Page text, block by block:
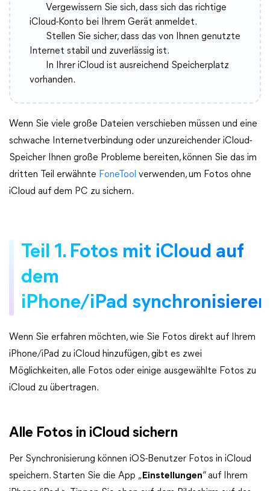
Vergewissern Sie sich, dass sich das richtige
iCloud-Konto bei Ihrem Gerät anmeldet.
Stellen Sie sicher, dass das von Ihnen genutzte
Internet stabil und zuverlässig ist.
In Ihrer iCloud ist ausreichend Speicherplatz
vorhanden.
Wenn Sie viele große Dateien verschieben müssen und eine
schwache Internetverbindung oder unzureichender iCloud-
Speicher Ihnen große Probleme bereiten, können Sie das im
dritten Teil erwähnte FoneTool verwenden, um Fotos ohne
iCloud auf dem PC zu sichern.
Teil 1. Fotos mit iCloud auf
dem
iPhone/iPad synchronisieren
Wenn Sie erfahren möchten, wie Sie Fotos direkt auf Ihrem
iPhone/iPad zu iCloud hinzufügen, gibt es zwei
Möglichkeiten, alle Fotos oder einige ausgewählte Fotos zu
iCloud zu übertragen.
Alle Fotos in iCloud sichern
Per Synchronisierung können iOS-Benutzer Fotos in iCloud
speichern. Starten Sie die App „ Einstellungen“ auf Ihrem